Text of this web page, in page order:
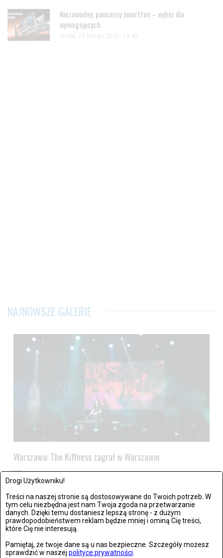
Drogi Użytkowniku!
Treści na naszej stronie są dostosowywane do Twoich potrzeb. W
tym celu niezbędna jest nam Twoja zgoda na przetwarzanie
danych. Dzięki temu dostaniesz lepszą stronę - z dużym
prawdopodobieństwem reklam będzie mniej i ominą Cię treści,
które Cię nie interesują.
Pamiętaj, że twoje dane są u nas bezpieczne. Szczegóły możesz
sprawdzić w naszej polityce prywatności
Niezawodny, pancerny smartfon – wybór dla
wymagających
środa, 25 lutego 2026, 13:45
NAJNOWSZE GALERIE
Warszawa: The Kiffness zagrał w Warszawie
Zdjęć: 21